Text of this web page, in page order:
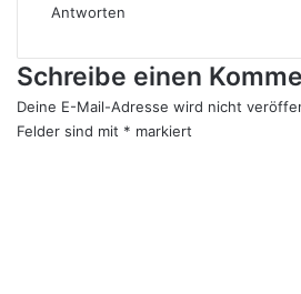
Antworten
Schreibe einen
Deine E-Mail-Adresse wird nicht
Felder sind mit * markiert